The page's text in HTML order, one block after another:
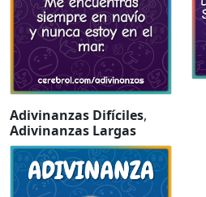
Adivinanzas Difíciles,
Adivinanzas Largas